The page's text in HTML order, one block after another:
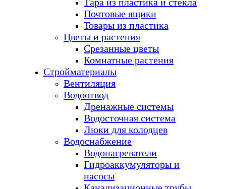
Почтовые ящики
Товары из пластика
Цветы и растения
Срезанные цветы
Комнатные растения
Стройматериалы
Вентиляция
Водоотвод
Дренажные системы
Водосточная система
Люки для колодцев
Водоснабжение
Водонагреватели
Гидроаккумуляторы и
насосы